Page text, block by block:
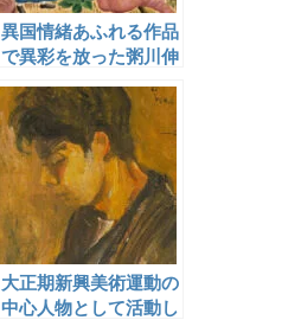
異国情緒あふれる作品
で異彩を放った粥川伸
大正期新興美術運動の
中心人物として活動し